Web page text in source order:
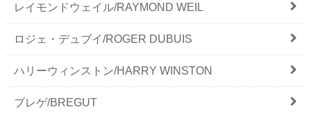
レイモンドウェイル/RAYMOND WEIL
ロジェ・デュブイ/ROGER DUBUIS
ハリーウィンストン/HARRY WINSTON
ブレゲ/BREGUT